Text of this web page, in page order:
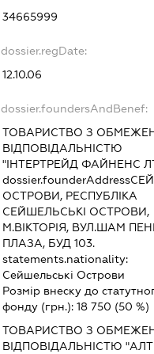
34665999
dossier.regDate:
12.10.06
dossier.foundersAndBenef:
ТОВАРИСТВО З
ВІДПОВІДАЛЬНІСТЮ
"ІНТЕРТРЕЙД ФАЙНЕНС
dossier.founderAddress
ОСТРОВИ, РЕСПУБЛІКА
СЕЙШЕЛЬСЬКІ ОСТРОВИ,
М.ВІКТОРІЯ, ВУЛ.ШАМ
ПЛАЗА, БУД 103.
statements.nationality:
Сейшельські Острови
Розмір внеску до
фонду (грн.):18 750 (50 %)
ТОВАРИСТВО З
ВІДПОВІДАЛЬНІСТЮ